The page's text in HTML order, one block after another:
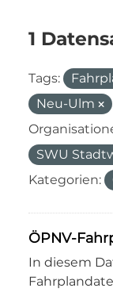
1
Tags:
Neu-Ulm
SWU
Kategorien:
ÖPNV-
In diesem